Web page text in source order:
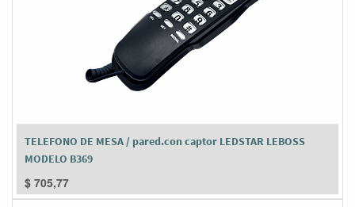
TELEFONO DE MESA / pared.con captor LEDSTAR LEBOSS
MODELO B369
$ 705,77